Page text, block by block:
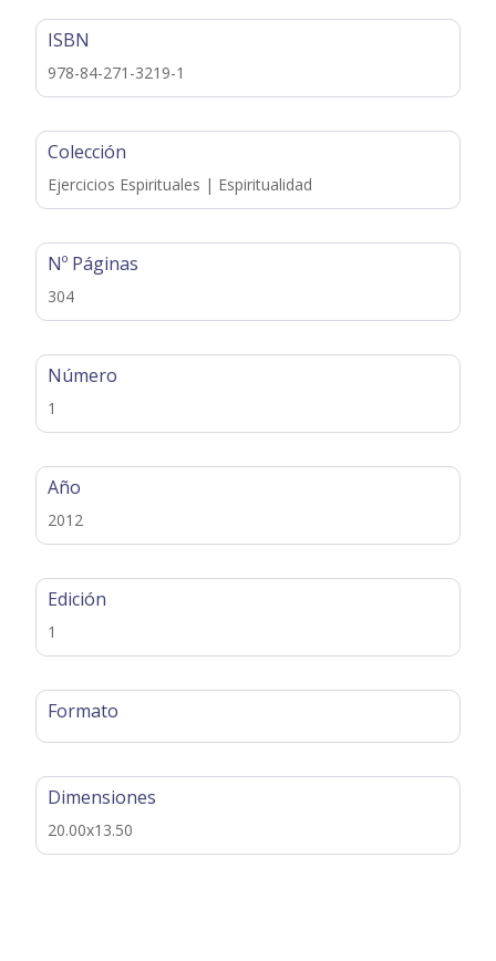
ISBN
978-84-271-3219-1
Colección
Ejercicios Espirituales | Espiritualidad
Nº Páginas
304
Número
1
Año
2012
Edición
1
Formato
Dimensiones
20.00x13.50